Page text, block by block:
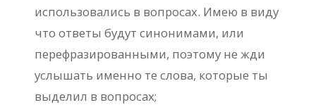
использовались в вопросах. Имею в виду
что ответы будут синонимами, или
перефразированными, поэтому не жди
услышать именно те слова, которые ты
выделил в вопросах;